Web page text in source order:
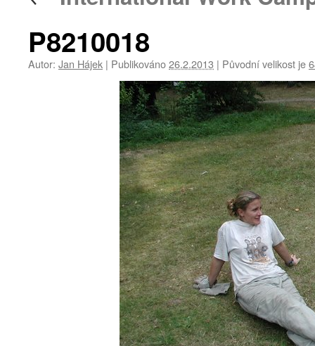
P8210018
Autor: Jan Hájek | Publikováno26.2.2013 | Původní velikost je